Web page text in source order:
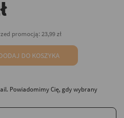
promocją: 23,99 zł
DO KOSZYKA
Powiadomimy Cię, gdy wybrany